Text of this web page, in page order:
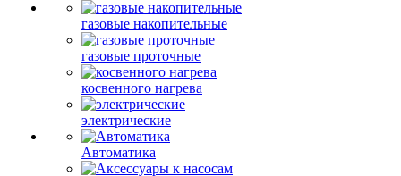
газовые накопительные
газовые проточные
косвенного нагрева
электрические
Автоматика